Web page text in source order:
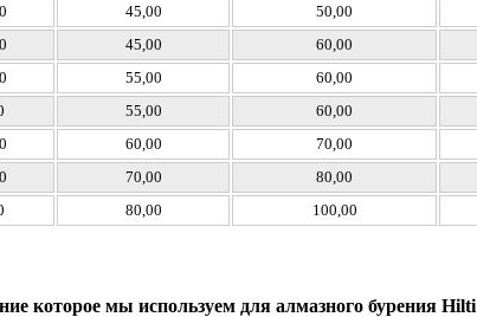
45,00 50,00
45,00 60,00
55,00 60,00
55,00 60,00
60,00 70,00
70,00 80,00
80,00 100,00
которое мы используем для алмазного бурения Hilti